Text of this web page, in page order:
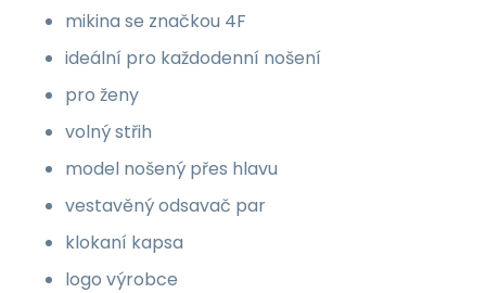
mikina se značkou 4F
ideální pro každodenní nošení
pro ženy
volný střih
model nošený přes hlavu
vestavěný odsavač par
klokaní kapsa
logo výrobce